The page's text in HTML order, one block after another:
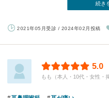
続き
2021年05月受診 / 2024年02月投稿
5.0
もも（本人・10代・女性・